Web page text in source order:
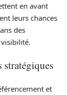
en avant
leurs chances
des
stratégiques
et